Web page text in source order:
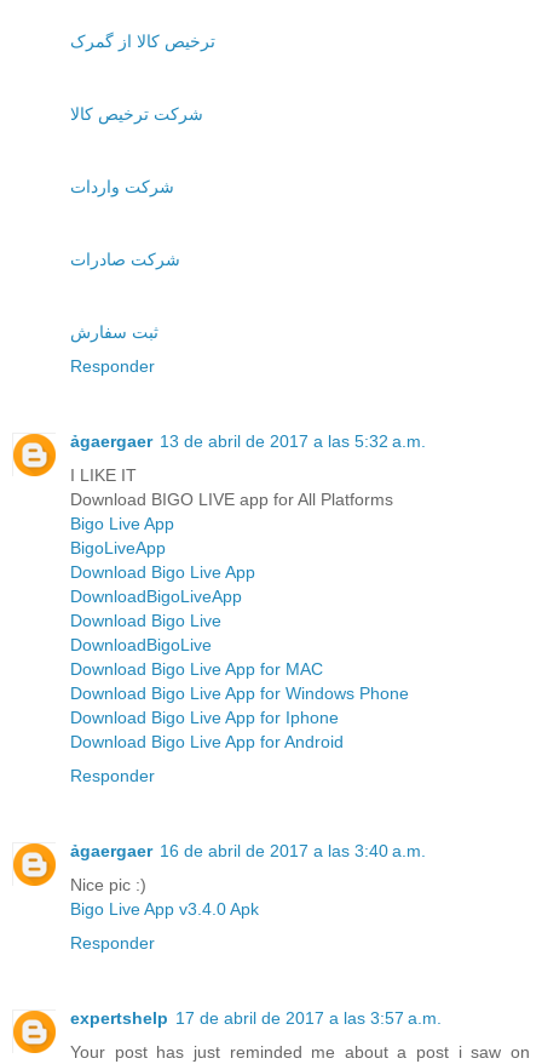
ترخیص کالا از گمرک
شرکت ترخیص کالا
شرکت واردات
شرکت صادرات
ثبت سفارش
Responder
ảgaergaer 13 de abril de 2017 a las 5:32 a.m.
I LIKE IT
Download BIGO LIVE app for All Platforms
Bigo Live App
BigoLiveApp
Download Bigo Live App
DownloadBigoLiveApp
Download Bigo Live
DownloadBigoLive
Download Bigo Live App for MAC
Download Bigo Live App for Windows Phone
Download Bigo Live App for Iphone
Download Bigo Live App for Android
Responder
ảgaergaer 16 de abril de 2017 a las 3:40 a.m.
Nice pic :)
Bigo Live App v3.4.0 Apk
Responder
expertshelp 17 de abril de 2017 a las 3:57 a.m.
Your post has just reminded me about a post i saw on